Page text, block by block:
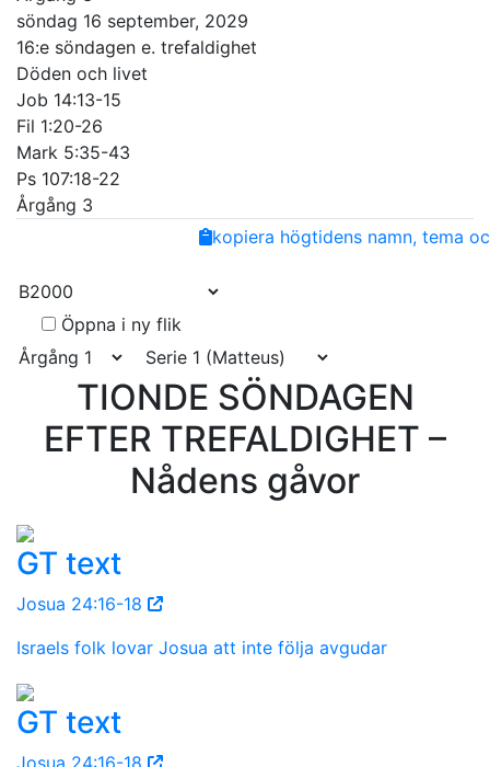
söndag 16 september, 2029
16:e söndagen e. trefaldighet
Döden och livet
Job 14:13-15
Fil 1:20-26
Mark 5:35-43
Ps 107:18-22
Årgång 3
EmailCopy
kopiera högtidens namn, tema
Öppna i ny flik
TIONDE SÖNDAGEN
EFTER TREFALDIGHET –
Nådens gåvor
GT text
Josua 24:16-18
Israels folk lovar Josua att inte följa avgudar
GT text
Josua 24:16-18